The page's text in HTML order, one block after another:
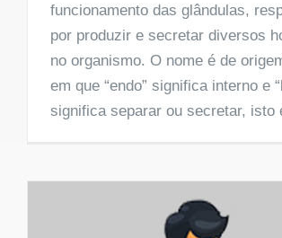
funcionamento das glândulas,
por produzir e secretar diversos
no organismo. O nome é de
em que “endo” significa interno e
significa separar ou secretar, isto